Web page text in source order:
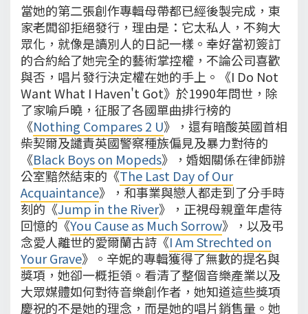
當她的第二張創作專輯母帶都已經後製完成，東
家老闆卻拒絕發行，理由是：它太私人，不夠大
眾化，就像是讀別人的日記一樣。幸好當初簽訂
的合約給了她完全的藝術掌控權，不論公司喜歡
與否，唱片發行決定權在她的手上。《I Do Not
Want What I Haven't Got》於1990年問世，除
了家喻戶曉，征服了各國單曲排行榜的
《Nothing Compares 2 U》，還有暗酸英國首相
柴契爾及譴責英國警察種族偏見及暴力對待的
《Black Boys on Mopeds》，婚姻關係在律師辦
公室黯然結束的《The Last Day of Our
Acquaintance》，和事業與戀人都走到了分手時
刻的《Jump in the River》，正視母親童年虐待
回憶的《You Cause as Much Sorrow》，以及弔
念愛人離世的愛爾蘭古詩《I Am Strechted on
Your Grave》。辛妮的專輯獲得了無數的提名與
獎項，她卻一概拒領。看清了整個音樂產業以及
大眾媒體如何對待音樂創作者，她知道這些獎項
慶祝的不是她的理念，而是她的唱片銷售量。她